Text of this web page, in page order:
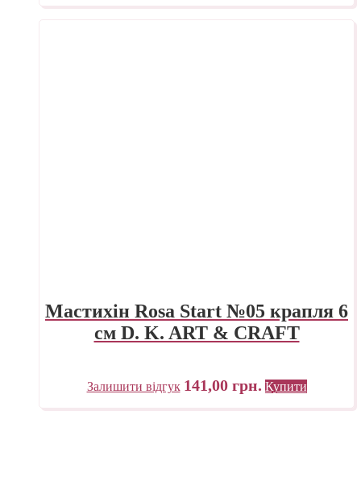
Мастихін Rosa Start №05 крапля 6
см D. K. ART & CRAFT
Залишити відгук 141,00 грн. Купити